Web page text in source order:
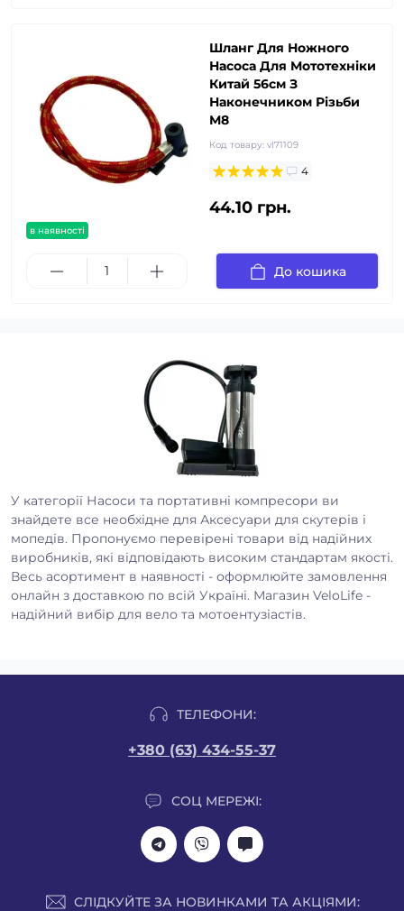
в наявності
Шланг Для Ножного
Насоса Для Мототехніки
Китай 56см З
Наконечником Різьби
М8
Код товару: vl71109
4
44.10 грн.
До кошика
У категорії Насоси та портативні компресори ви
знайдете все необхідне для Аксесуари для скутерів і
мопедів. Пропонуємо перевірені товари від надійних
виробників, які відповідають високим стандартам якості.
Весь асортимент в наявності - оформлюйте замовлення
онлайн з доставкою по всій Україні. Магазин VeloLife -
надійний вибір для вело та мотоентузіастів.
ТЕЛЕФОНИ:
+380 (63) 434-55-37
СОЦ МЕРЕЖІ:
СЛІДКУЙТЕ ЗА НОВИНКАМИ ТА АКЦІЯМИ: